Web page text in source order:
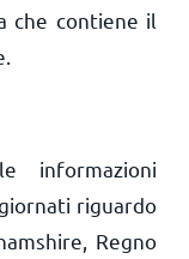
che contiene il
informazioni
riguardo
Regno